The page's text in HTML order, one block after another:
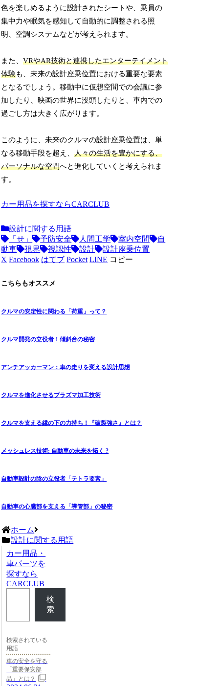
色を楽しめるように設計されたシートや、乗員の
集中力や眠気を感知して自動的に調整される照
明、空調システムなどが考えられます。
また、VRやAR技術と連携したエンターテイメント
体験も、未来の設計座乗位置における重要な要素
となるでしょう。移動中に仮想空間での会議に参
加したり、映画の世界に没頭したりと、車内での
過ごし方は大きく広がります。
このように、未来のクルマの設計座乗位置は、単
なる移動手段を超え、人々の生活を豊かにする、
パーソナルな空間へと進化していくと考えられま
す。
カー用品を探すならCARCLUB
設計に関する用語
「せ」
予防安全 人間工学 室内空間
自
動車
視界 視認性 設計
設計座乗位置
X Facebook はてブ Pocket LINE コピー
こちらもオススメ
クルマの安定性に関わる「荷重」って？
クルマ開発の立役者！傾斜台の秘密
アンチアッカーマン：車の走りを変える設計思想
クルマを進化させるプラズマ加工技術
クルマを支える縁の下の力持ち！『破裂強さ』とは？
メッシュレス技術: 自動車の未来を拓く ?
自動車設計の陰の立役者「テトラ要素」
自動車の心臓部を支える「導管部」の秘密
ホーム
設計に関する用語
カー用品・
車パーツを
探すなら
CARCLUB
検
索
検索されている
用語
車の安全を守る
「重要保安部
品」とは？